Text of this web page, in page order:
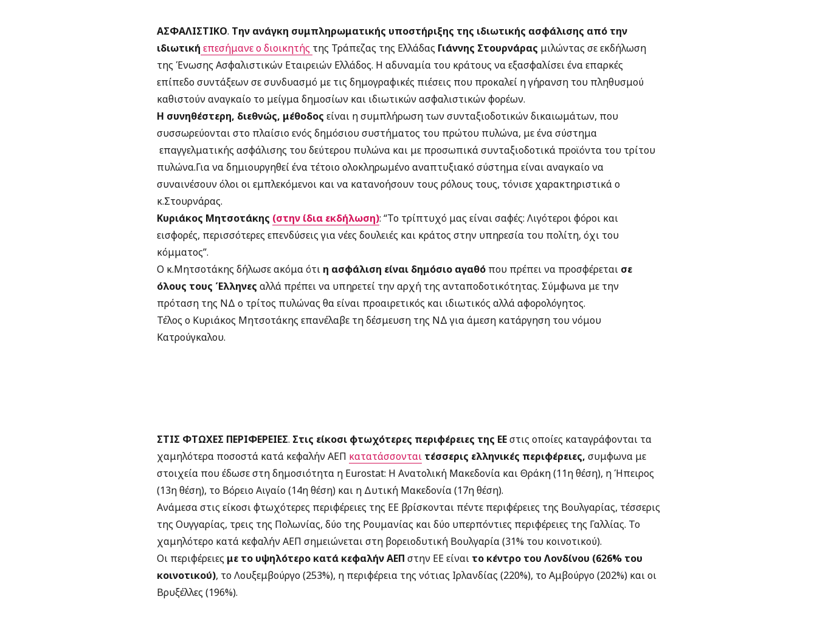
ΑΣΦΑΛΙΣΤΙΚΟ. Την ανάγκη συμπληρωματικής υποστήριξης της ιδιωτικής ασφάλισης από την
ιδιωτική επεσήμανε ο διοικητής της Τράπεζας της Ελλάδας Γιάννης Στουρνάρας μιλώντας σε εκδήλωση
της Ένωσης Ασφαλιστικών Εταιρειών Ελλάδος. Η αδυναμία του κράτους να εξασφαλίσει ένα επαρκές
επίπεδο συντάξεων σε συνδυασμό με τις δημογραφικές πιέσεις που προκαλεί η γήρανση του πληθυσμού
καθιστούν αναγκαίο το μείγμα δημοσίων και ιδιωτικών ασφαλιστικών φορέων.
Η συνηθέστερη, διεθνώς, μέθοδος είναι η συμπλήρωση των συνταξιοδοτικών δικαιωμάτων, που
συσσωρεύονται στο πλαίσιο ενός δημόσιου συστήματος του πρώτου πυλώνα, με ένα σύστημα
επαγγελματικής ασφάλισης του δεύτερου πυλώνα και με προσωπικά συνταξιοδοτικά προϊόντα του τρίτου
πυλώνα.Για να δημιουργηθεί ένα τέτοιο ολοκληρωμένο αναπτυξιακό σύστημα είναι αναγκαίο να
συναινέσουν όλοι οι εμπλεκόμενοι και να κατανοήσουν τους ρόλους τους, τόνισε χαρακτηριστικά ο
κ.Στουρνάρας.
Κυριάκος Μητσοτάκης (στην ίδια εκδήλωση): “Το τρίπτυχό μας είναι σαφές: Λιγότεροι φόροι και
εισφορές, περισσότερες επενδύσεις για νέες δουλειές και κράτος στην υπηρεσία του πολίτη, όχι του
κόμματος”.
Ο κ.Μητσοτάκης δήλωσε ακόμα ότι η ασφάλιση είναι δημόσιο αγαθόπου πρέπει να προσφέρεται σε
όλους τους Έλληνες αλλά πρέπει να υπηρετεί την αρχή της ανταποδοτικότητας. Σύμφωνα με την
πρόταση της ΝΔ ο τρίτος πυλώνας θα είναι προαιρετικός και ιδιωτικός αλλά αφορολόγητος.
Τέλος ο Κυριάκος Μητσοτάκης επανέλαβε τη δέσμευση της ΝΔ για άμεση κατάργηση του νόμου
Κατρούγκαλου.
ΣΤΙΣ ΦΤΩΧΕΣ ΠΕΡΙΦΕΡΕΙΕΣ. Στις είκοσι φτωχότερες περιφέρειες της ΕΕστις οποίες καταγράφονται τα
χαμηλότερα ποσοστά κατά κεφαλήν ΑΕΠ κατατάσσονται τέσσερις ελληνικές περιφέρειες, συμφωνα με
στοιχεία που έδωσε στη δημοσιότητα η Eurostat: Η Ανατολική Μακεδονία και Θράκη (11η θέση), η Ήπειρος
(13η θέση), το Βόρειο Αιγαίο (14η θέση) και η Δυτική Μακεδονία (17η θέση).
Ανάμεσα στις είκοσι φτωχότερες περιφέρειες της ΕΕ βρίσκονται πέντε περιφέρειες της Βουλγαρίας, τέσσερις
της Ουγγαρίας, τρεις της Πολωνίας, δύο της Ρουμανίας και δύο υπερπόντιες περιφέρειες της Γαλλίας. Το
χαμηλότερο κατά κεφαλήν ΑΕΠ σημειώνεται στη βορειοδυτική Βουλγαρία (31% του κοινοτικού).
Οι περιφέρειες με το υψηλότερο κατά κεφαλήν ΑΕΠ στην ΕΕ είναι το κέντρο του Λονδίνου (626% του
κοινοτικού), το Λουξεμβούργο (253%), η περιφέρεια της νότιας Ιρλανδίας (220%), το Αμβούργο (202%) και οι
Βρυξέλλες (196%).